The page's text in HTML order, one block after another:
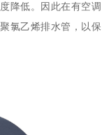
降低。因此在有空调
氯乙烯排水管，以保